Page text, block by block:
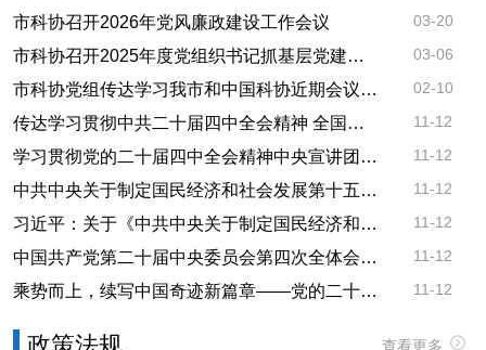
市科协召开2026年党风廉政建设工作会议 03-20
市科协召开2025年度党组织书记抓基层党建工作述职评议会 03-06
市科协党组传达学习我市和中国科协近期会议精神 02-10
传达学习贯彻中共二十届四中全会精神 全国政协十四届常委会第十四次会议开幕 李强作报告 王沪宁主持 11-12
学习贯彻党的二十届四中全会精神中央宣讲团在重庆宣讲 11-12
中共中央关于制定国民经济和社会发展第十五个五年规划的建议 11-12
习近平：关于《中共中央关于制定国民经济和社会发展第十五个五年规划的建议》的说明 11-12
中国共产党第二十届中央委员会第四次全体会议在京举行 11-12
乘势而上，续写中国奇迹新篇章——党的二十届四中全会侧记 11-12
查看更多